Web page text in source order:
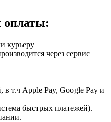
оплаты:
курьеру
через сервис
в т.ч Apple Pay, Google Pay и
быстрых платежей).